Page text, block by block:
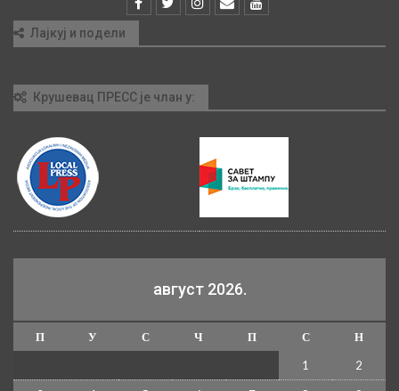
Лајкуј и подели
Крушевац ПРЕСС је члан у:
август 2026.
П У С Ч П С
Н
1
2